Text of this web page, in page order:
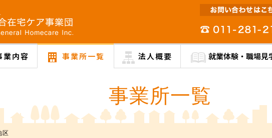
業内容 事業所一覧 法人概要 就業体験・職場見
事業所一覧
区